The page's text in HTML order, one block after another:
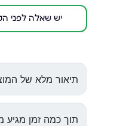
יש שאלה לפני
תיאור מלא של
תוך כמה זמן מגיע